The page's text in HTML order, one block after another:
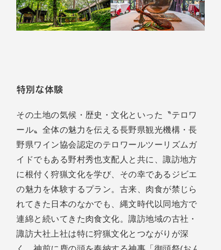
特別な体験
その土地の気候・歴史・文化といった〝テロワ
ール〟全体の魅力を伝える長野県観光機構・長
野県ワイン協会認定のテロワールツーリズムガ
イドでもある野村秀也支配人と共に、諏訪地方
に根付く狩猟文化を学び、その幸であるジビエ
の魅力を体験するプラン。古来、肉食が禁じら
れてきた日本のなかでも、縄文時代以同地方で
連綿と続いてきた肉食文化。諏訪地域の古社・
諏訪大社上社は特に狩猟文化とつながりが深